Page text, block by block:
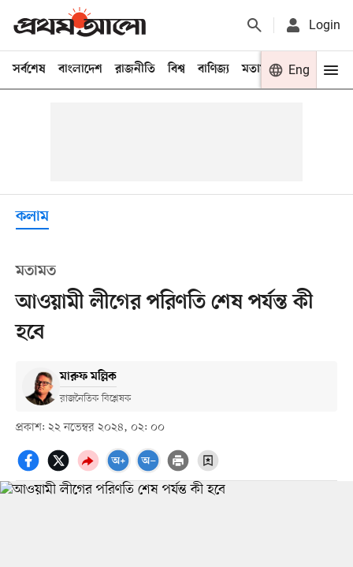
Login
সর্বশেষ বাংলাদেশ রাজনীতি বিশ্ব বাণিজ্য মতামত খেলা
Eng
কলাম
মতামত
আওয়ামী লীগের পরিণতি শেষ পর্যন্ত কী
হবে
মারুফ মল্লিক
রাজনৈতিক বিশ্লেষক
প্রকাশ: ২২ নভেম্বর ২০২৪, ০২: ০০